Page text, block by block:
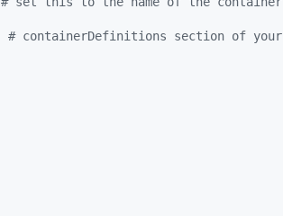
# containerDefinitions section of your